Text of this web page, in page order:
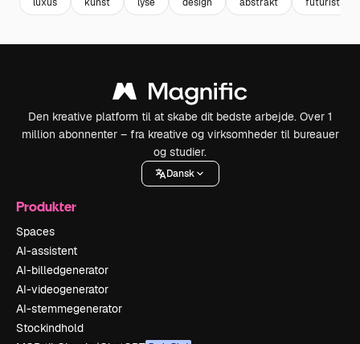
Den kreative platform til at skabe dit bedste arbejde. Over 1
million abonnenter – fra kreative og virksomheder til bureauer
og studier.
Dansk
Produkter
Spaces
AI-assistent
AI-billedgenerator
AI-videogenerator
AI-stemmegenerator
Stockindhold